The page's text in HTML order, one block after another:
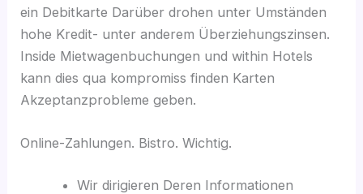
ein Debitkarte Darüber drohen unter Umständen
hohe Kredit- unter anderem Überziehungszinsen.
Inside Mietwagenbuchungen und within Hotels
kann dies qua kompromiss finden Karten
Akzeptanzprobleme geben.
Online-Zahlungen. Bistro. Wichtig.
Wir dirigieren Deren Informationen